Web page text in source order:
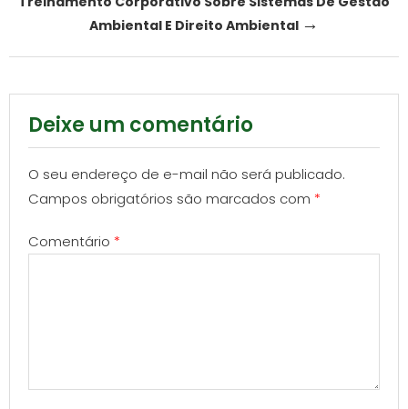
Ambiental E Direito Ambiental →
Deixe um comentário
O seu endereço de e-mail não será publicado.
Campos obrigatórios são marcados com *
Comentário *